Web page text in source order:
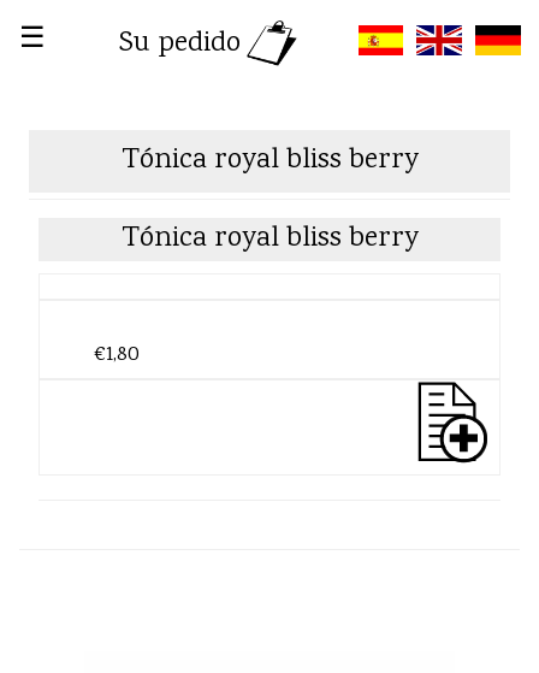
☰ Su pedido
Tónica royal bliss berry
Tónica royal bliss berry
€1,80